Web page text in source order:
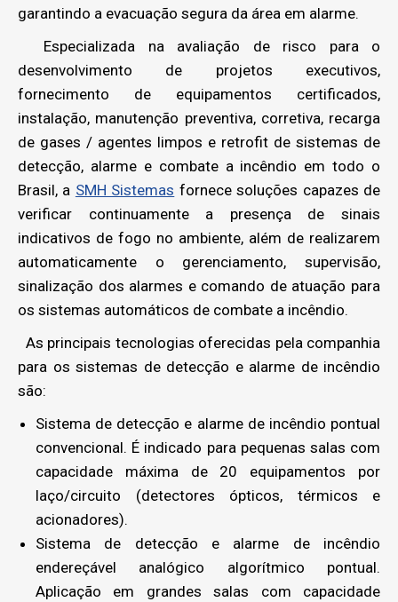
garantindo a evacuação segura da área em alarme.
Especializada na avaliação de risco para o
desenvolvimento de projetos executivos,
fornecimento de equipamentos certificados,
instalação, manutenção preventiva, corretiva, recarga
de gases / agentes limpos e retrofit de sistemas de
detecção, alarme e combate a incêndio em todo o
Brasil, a SMH Sistemas fornece soluções capazes de
verificar continuamente a presença de sinais
indicativos de fogo no ambiente, além de realizarem
automaticamente o gerenciamento, supervisão,
sinalização dos alarmes e comando de atuação para
os sistemas automáticos de combate a incêndio.
As principais tecnologias oferecidas pela companhia
para os sistemas de detecção e alarme de incêndio
são:
Sistema de detecção e alarme de incêndio pontual
convencional. É indicado para pequenas salas com
capacidade máxima de 20 equipamentos por
laço/circuito (detectores ópticos, térmicos e
acionadores).
Sistema de detecção e alarme de incêndio
endereçável analógico algorítmico pontual.
Aplicação em grandes salas com capacidade